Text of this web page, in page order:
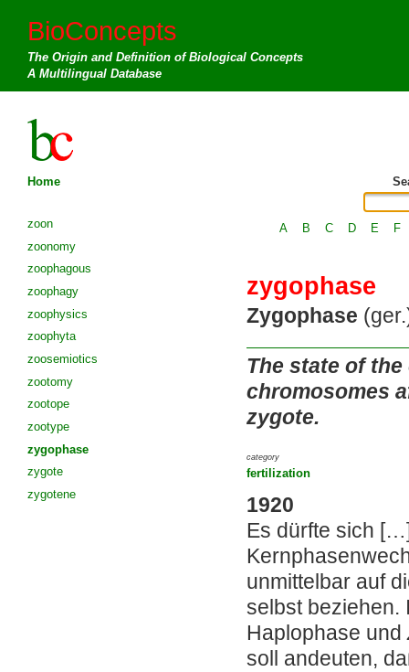
BioConcepts
The Origin and Definition of Biological Concepts
A Multilingual Database
Home
zoon
zoonomy
zoophagous
zoophagy
zoophysics
zoophyta
zoosemiotics
zootomy
zootope
zootype
zygophase
zygote
zygotene
A B C D E F
zygophase
Zygophase
The state of
chromosomes
zygote.
category
fertilization
1920
Es dürfte sich
unmittelbar auf
selbst
Haplophase und
soll andeuten,